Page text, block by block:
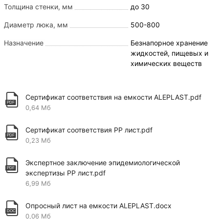
цилиндрические, вертикальные цилиндрические или
Производство и продажа емкостей на 30 м3 (30
кубов) для воды
и др. жидкостей - это одно из
профилирующих направлений компанииAlePlast.
Полипропилен применяется преимущественно с
даже агрессивных веществ. Его используют в
сельском хозяйстве для хранения ядохимикатов и
удобрений, а также во многих других отраслях
промышленности. Что касается резервуаров и
емкостей объемом 30 м3 (30 кубов), то они
процессе их изготовления используется устойчивый
пищевой материал с толщиной стенок до 20 мм.
Толщина стенки, мм до 30
Диаметр люка, мм 500-800
Назначение
Безнапорное хранение
жидкостей, пищевых и
химических веществ
Сертификат соответствия на емкости ALEPLAST.pdf
0,64 Мб
Сертификат соответствия PP лист.pdf
0,23 Мб
Экспертное заключение эпидемиологической
экспертизы PP лист.pdf
6,99 Мб
Опросный лист на емкости ALEPLAST.docx
0,06 Мб